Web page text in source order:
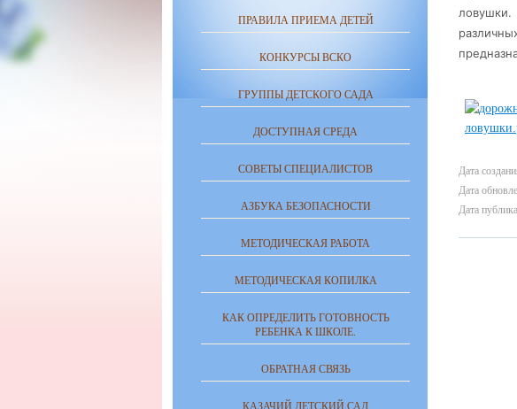
ловушки.
Дата
Дата
Дата
ПРАВИЛА ПРИЕМА ДЕТЕЙ
КОНКУРСЫ ВСКО
ГРУППЫ ДЕТСКОГО САДА
ДОСТУПНАЯ СРЕДА
СОВЕТЫ СПЕЦИАЛИСТОВ
АЗБУКА БЕЗОПАСНОСТИ
МЕТОДИЧЕСКАЯ РАБОТА
МЕТОДИЧЕСКАЯ КОПИЛКА
КАК ОПРЕДЕЛИТЬ ГОТОВНОСТЬ
РЕБЕНКА К ШКОЛЕ.
ОБРАТНАЯ СВЯЗЬ
КАЗАЧИЙ ДЕТСКИЙ САД